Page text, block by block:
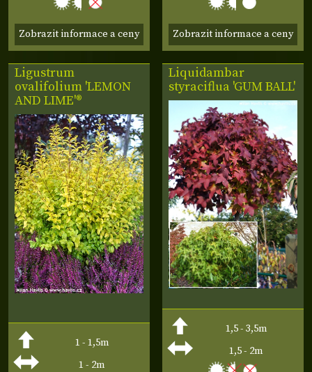
Zobrazit informace a ceny Zobrazit informace a ceny
Ligustrum
ovalifolium 'LEMON
AND LIME'®
1 - 1,5m
1 - 2m
Liquidambar
styraciflua 'GUM BALL'
1,5 - 3,5m
1,5 - 2m